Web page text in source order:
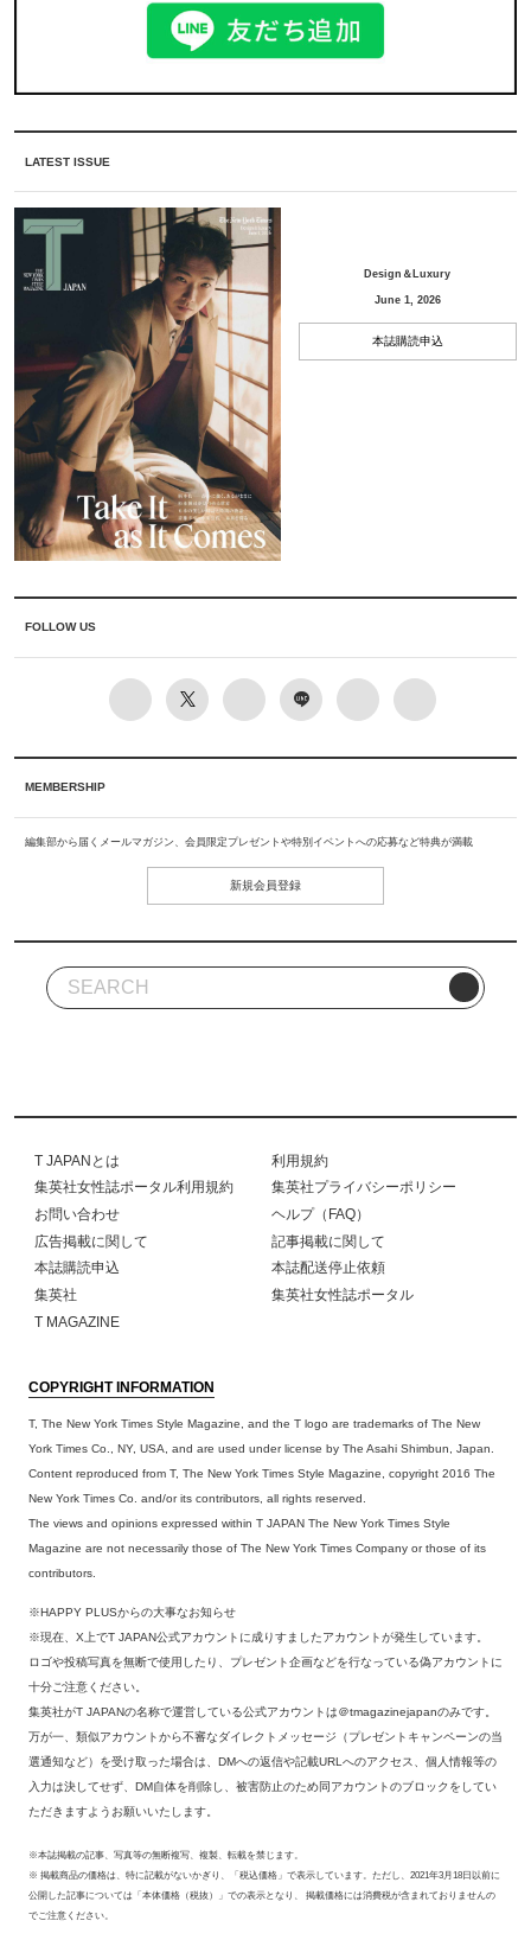
LATEST ISSUE
Design＆Luxury
June 1, 2026
本誌購読申込
FOLLOW US
MEMBERSHIP
編集部から届くメールマガジン、会員限定プレゼントや特別イベントへの応募など特典が満載
新規会員登録
T JAPANとは
利用規約
集英社女性誌ポータル利用規約
集英社プライバシーポリシー
お問い合わせ
ヘルプ（FAQ）
広告掲載に関して
記事掲載に関して
本誌購読申込
本誌配送停止依頼
集英社
集英社女性誌ポータル
T MAGAZINE
COPYRIGHT INFORMATION
T, The New York Times Style Magazine, and the T logo are trademarks of The New
York Times Co., NY, USA, and are used under license by The Asahi Shimbun, Japan.
Content reproduced from T, The New York Times Style Magazine, copyright 2016 The
New York Times Co. and/or its contributors, all rights reserved.
The views and opinions expressed within T JAPAN The New York Times Style
Magazine are not necessarily those of The New York Times Company or those of its
contributors.
※HAPPY PLUSからの大事なお知らせ
※現在、X上でT JAPAN公式アカウントに成りすましたアカウントが発生しています。
ロゴや投稿写真を無断で使用したり、プレゼント企画などを行なっている偽アカウントに
十分ご注意ください。
集英社がT JAPANの名称で運営している公式アカウントは＠tmagazinejapanのみです。
万が一、類似アカウントから不審なダイレクトメッセージ（プレゼントキャンペーンの当
選通知など）を受け取った場合は、DMへの返信や記載URLへのアクセス、個人情報等の
入力は決してせず、DM自体を削除し、被害防止のため同アカウントのブロックをしてい
ただきますようお願いいたします。
※本誌掲載の記事、写真等の無断複写、複製、転載を禁じます。
※ 掲載商品の価格は、特に記載がないかぎり、「税込価格」で表示しています。ただし、2021年3月18日以前に
公開した記事については「本体価格（税抜）」での表示となり、 掲載価格には消費税が含まれておりませんの
でご注意ください。